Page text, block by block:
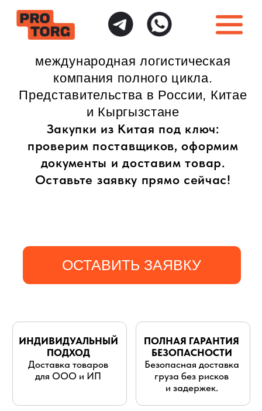
Представительства в России, Китае
и Кыргызстане
Закупки из Китая под ключ:
проверим поставщиков, оформим
документы и доставим товар.
Оставьте заявку прямо сейчас!
ОСТАВИТЬ ЗАЯВКУ
Срок доставки от 3х дней
Стоимость от 0.7 $/кг
Безопасная доставка
груза без рисков
Доставка товаров
для ООО и ИП